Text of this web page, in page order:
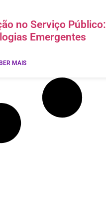
no Serviço Público:
Emergentes
MAIS